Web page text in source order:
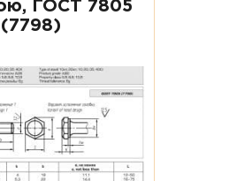
ГОСТ 7805
(7798)